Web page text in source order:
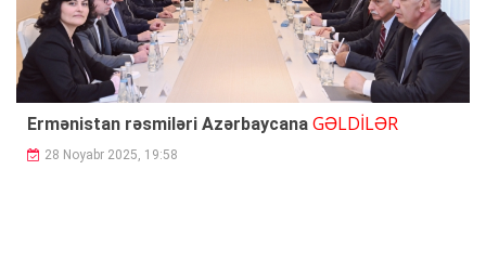
Ermənistan rəsmiləri Azərbaycana GƏLDİLƏR
28 Noyabr 2025, 19:58